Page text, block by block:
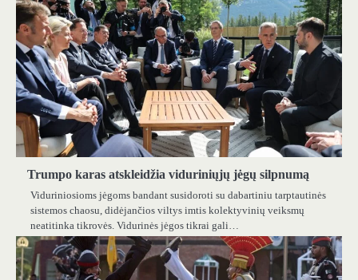
Trumpo karas atskleidžia viduriniųjų jėgų silpnumą
Viduriniosioms jėgoms bandant susidoroti su dabartiniu tarptautinės
sistemos chaosu, didėjančios viltys imtis kolektyvinių veiksmų
neatitinka tikrovės. Vidurinės jėgos tikrai gali…